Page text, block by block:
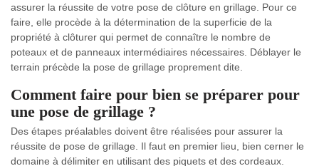
assurer la réussite de votre pose de clôture en grillage. Pour ce
faire, elle procède à la détermination de la superficie de la
propriété à clôturer qui permet de connaître le nombre de
poteaux et de panneaux intermédiaires nécessaires. Déblayer le
terrain précède la pose de grillage proprement dite.
Comment faire pour bien se préparer pour
une pose de grillage ?
Des étapes préalables doivent être réalisées pour assurer la
réussite de pose de grillage. Il faut en premier lieu, bien cerner le
domaine à délimiter en utilisant des piquets et des cordeaux.